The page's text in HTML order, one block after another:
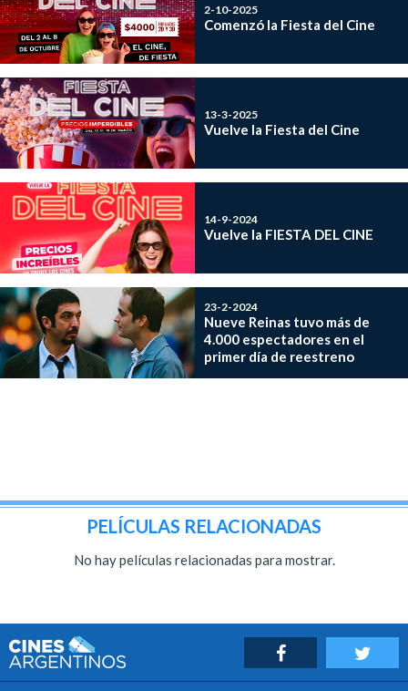
2-10-2025
Comenzó la Fiesta del Cine
13-3-2025
Vuelve la Fiesta del Cine
14-9-2024
Vuelve la FIESTA DEL CINE
23-2-2024
Nueve Reinas tuvo más de
4.000 espectadores en el
primer día de reestreno
PELÍCULAS RELACIONADAS
No hay películas relacionadas para mostrar.